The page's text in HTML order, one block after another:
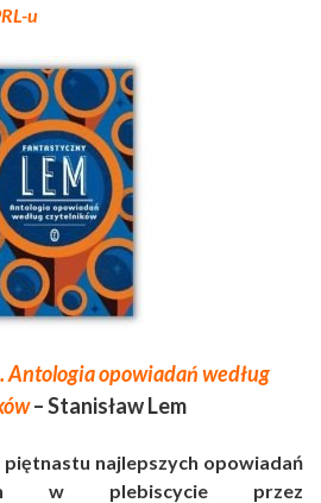
u
Antologia opowiadań według
– Stanisław Lem
najlepszych opowiadań
w plebiscycie przez